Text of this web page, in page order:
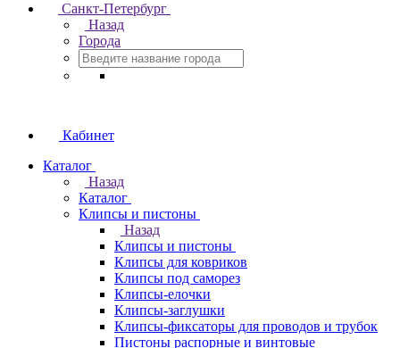
Санкт-Петербург
Назад
Города
Кабинет
Каталог
Назад
Каталог
Клипсы и пистоны
Назад
Клипсы и пистоны
Клипсы для ковриков
Клипсы под саморез
Клипсы-елочки
Клипсы-заглушки
Клипсы-фиксаторы для проводов и трубок
Пистоны распорные и винтовые